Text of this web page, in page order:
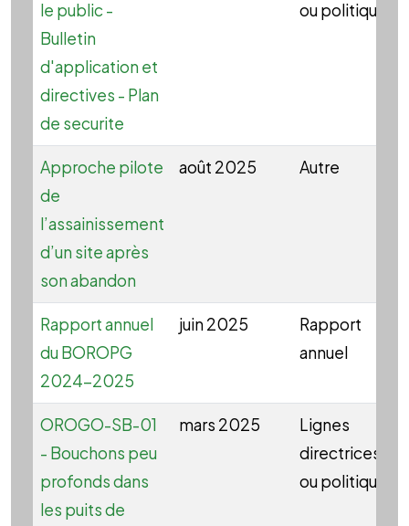
le public -
Bulletin
d'application et
directives - Plan
de securite
ou politique
Approche pilote
de
l’assainissement
d’un site après
son abandon
août 2025 Autre
Rapport annuel
du BOROPG
2024-2025
juin 2025
Rapport
annuel
OROGO-SB-01
- Bouchons peu
profonds dans
les puits de
mars 2025
Lignes
directrices
ou politique